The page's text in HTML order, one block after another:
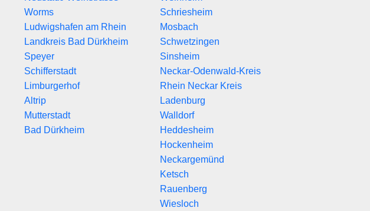
Worms
Ludwigshafen am Rhein
Landkreis Bad Dürkheim
Speyer
Schifferstadt
Limburgerhof
Altrip
Mutterstadt
Bad Dürkheim
Schriesheim
Mosbach
Schwetzingen
Sinsheim
Neckar-Odenwald-Kreis
Rhein Neckar Kreis
Ladenburg
Walldorf
Heddesheim
Hockenheim
Neckargemünd
Ketsch
Rauenberg
Wiesloch